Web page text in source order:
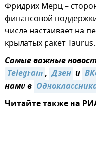
Фридрих Мерц –
финансовой
числе настаивает на
крылатых ракет Taurus.
Самые важные
Telegram, Дзен и
нами в
Читайте также на